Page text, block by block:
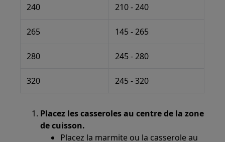
240 210 - 240
265 145 - 265
280 245 - 280
320 245 - 320
Placez les casseroles au centre de la zone
de cuisson.
Placez la marmite ou la casserole au